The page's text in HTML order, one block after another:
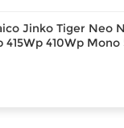
Jinko Tiger Neo
415Wp 410Wp